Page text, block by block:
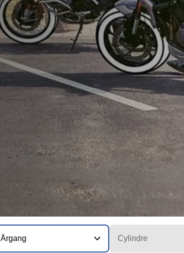
Årgang Cylindre